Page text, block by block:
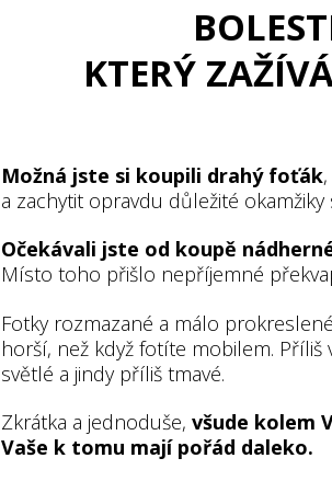
KTERÝ
Možná jste si koupili drahý foťák
a zachytit opravdu důležité okamžiky
Očekávali jste od koupě
Místo toho přišlo nepříjemné
Fotky rozmazané a málo
horší, než když fotíte mobilem.
světlé a jindy příliš tmavé.
Zkrátka a jednoduše, všude kolem
Vaše k tomu mají pořád daleko.